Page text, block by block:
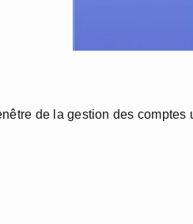
de la gestion des